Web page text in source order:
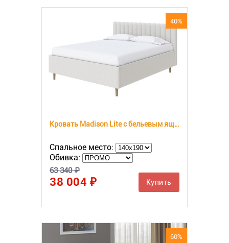
40%
Кровать Madison Lite с бельевым ящиком
Спальное место:
Обивка:
63 340 ₽
38 004 ₽ Купить
60%